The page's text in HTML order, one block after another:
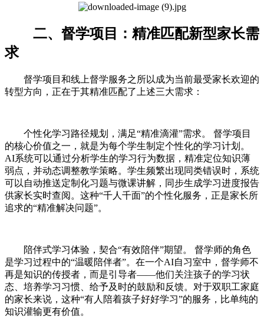
二、督学项目：精准匹配新型家长需
求
督学项目和线上督学服务之所以成为当前最受家长欢迎的
转型方向，正在于其精准匹配了上述三大需求：
个性化学习路径规划，满足“精准滴灌”需求。 督学项目
的核心价值之一，就是为每个学生制定个性化的学习计划。
AI系统可以通过分析学生的学习行为数据，精准定位知识薄
弱点，并动态调整教学策略。学生频繁出现同类错误时，系统
可以自动推送定制化习题与微课讲解，同步生成学习进度报告
供家长实时查阅。这种“千人千面”的个性化服务，正是家长所
追求的“精准解决问题”。
陪伴式学习体验，契合“有效陪伴”期望。 督学师的角色
是学习过程中的“温暖陪伴者”。在一个AI自习室中，督学师不
再是知识的传授者，而是引导者——他们关注孩子的学习状
态、培养学习习惯、给予及时的鼓励和反馈。对于双职工家庭
的家长来说，这种“有人陪着孩子好好学习”的服务，比单纯的
知识灌输更有价值。